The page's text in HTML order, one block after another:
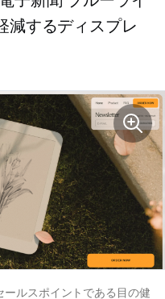
減するディスプレ
ルスポイントである目の健